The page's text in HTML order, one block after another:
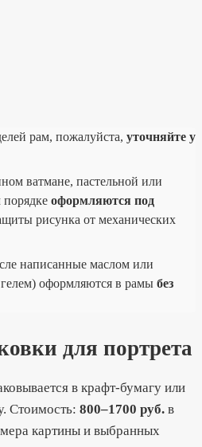
рам, пожалуйста, уточняйте у
ватмане, пастельной или
порядке оформляются под
рисунка от механических
написанные маслом или
оформляются в рамы без
для портрета
в крафт-бумагу или
Стоимость: 800–1700 руб.в
картины и выбранных